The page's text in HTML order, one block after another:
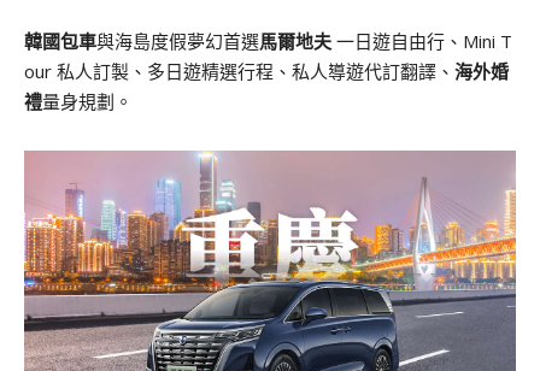
韓國包車與海島度假夢幻首選馬爾地夫 一日遊自由行、Mini T
our 私人訂製、多日遊精選行程、私人導遊代訂翻譯、 海外婚
禮量身規劃。